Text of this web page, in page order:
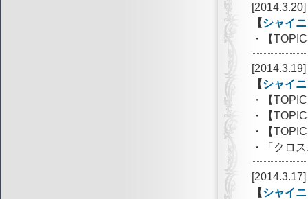
[2014.3.20]
【シャイ
・【
[2014.3.19]
【シャイ
・【
・【
・【
・「クロ
[2014.3.17]
【シャイ